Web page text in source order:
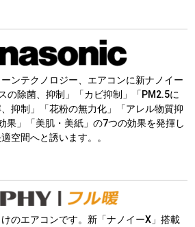
ンテクノロジー、エアコンに新ナノイー
の除菌、抑制」「カビ抑制」「PM2.5に
抑制」「花粉の無力化」「アレル物質抑
果」「美肌・美紙」の7つの効果を発揮し
空間へと誘います。。
のエアコンです。新「ナノイーX」搭載